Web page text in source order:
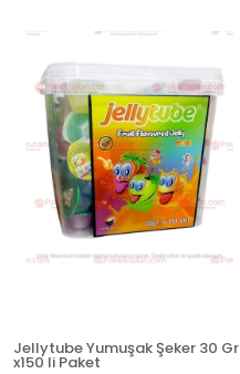
Jellytube Yumuşak Şeker 30 Gr
x150 li Paket